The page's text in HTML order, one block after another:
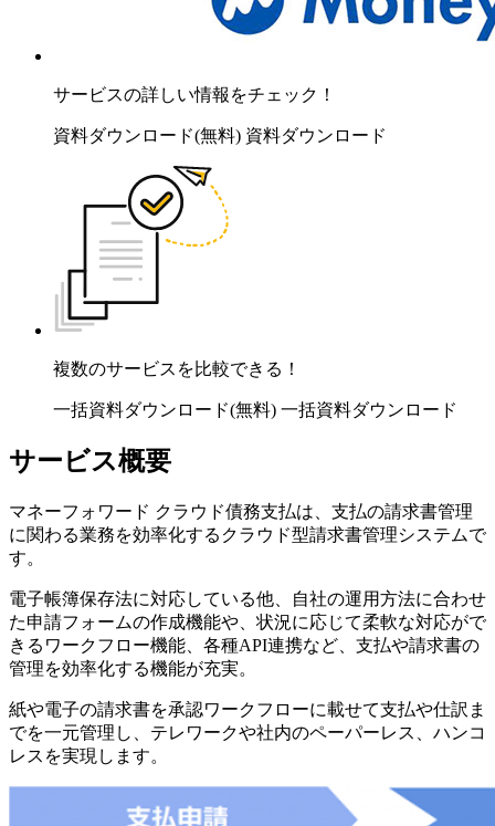
サービスの詳しい情報をチェック！
資料ダウンロード(無料) 資料ダウンロード
複数のサービスを比較できる！
一括資料ダウンロード(無料) 一括資料ダウンロード
サービス概要
マネーフォワード クラウド債務支払は、支払の請求書管理
に関わる業務を効率化するクラウド型請求書管理システムで
す。
電子帳簿保存法に対応している他、自社の運用方法に合わせ
た申請フォームの作成機能や、状況に応じて柔軟な対応がで
きるワークフロー機能、各種API連携など、支払や請求書の
管理を効率化する機能が充実。
紙や電子の請求書を承認ワークフローに載せて支払や仕訳ま
でを一元管理し、テレワークや社内のペーパーレス、ハンコ
レスを実現します。